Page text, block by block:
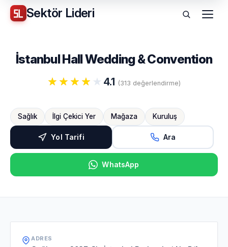
Sektör Lideri Menü
İstanbul Hall Wedding & Convention
4.1 (313 değerlendirme)
Sağlık İlgi Çekici Yer Mağaza Kuruluş
Yol Tarifi Ara
WhatsApp
ADRES